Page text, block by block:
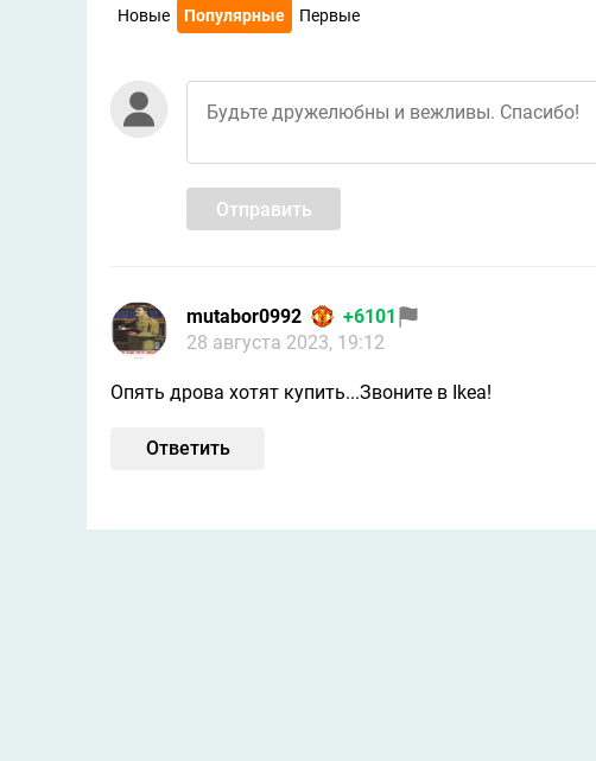
Новые Популярные Первые
Отправить
mutabor0992
+6101
28 августа 2023, 19:12
Опять дрова хотят купить...Звоните в Ikea!
Ответить